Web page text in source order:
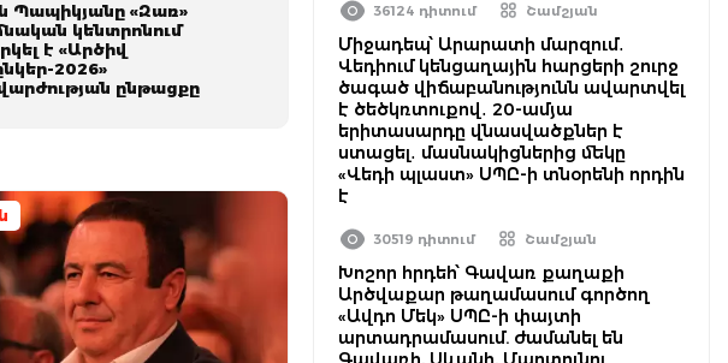
Պապիկյանը «Զառ»
կենտրոնում
է «Արծիվ
2026»
ընթացքը
36124 դիտում Շամշյան
Միջադեպ՝ Արարատի մարզում․
Վեդիում կենցաղային հարցերի շուրջ
ծագած վիճաբանությունն ավարտվել
է ծեծկռտուքով․ 20-ամյա
երիտասարդը վնասվածքներ է
ստացել․ մասնակիցներից մեկը
«Վեդի պլաստ» ՍՊԸ-ի տնօրենի որդին
է
30519 դիտում Շամշյան
Խոշոր հրդեհ՝ Գավառ քաղաքի
Արծվաքար թաղամասում գործող
«Ավդո Մեկ» ՍՊԸ-ի փայտի
արտադրամասում. ժամանել են